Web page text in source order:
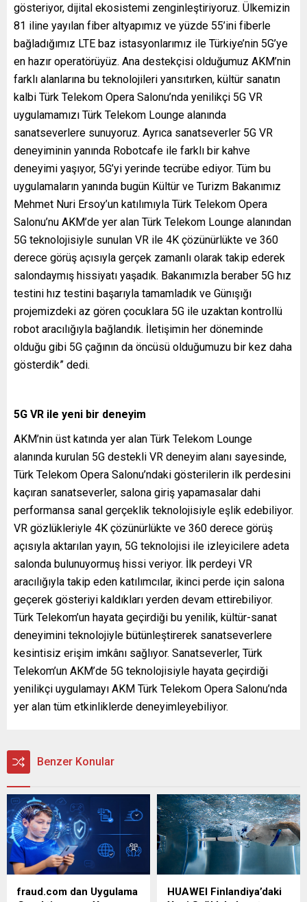
gösteriyor, dijital ekosistemi zenginleştiriyoruz. Ülkemizin
81 iline yayılan fiber altyapımız ve yüzde 55’ini fiberle
bağladığımız LTE baz istasyonlarımız ile Türkiye’nin 5G’ye
en hazır operatörüyüz. Ana destekçisi olduğumuz AKM’nin
farklı alanlarına bu teknolojileri yansıtırken, kültür sanatın
kalbi Türk Telekom Opera Salonu’nda yenilikçi 5G VR
uygulamamızı Türk Telekom Lounge alanında
sanatseverlere sunuyoruz. Ayrıca sanatseverler 5G VR
deneyiminin yanında Robotcafe ile farklı bir kahve
deneyimi yaşıyor, 5G’yi yerinde tecrübe ediyor. Tüm bu
uygulamaların yanında bugün Kültür ve Turizm Bakanımız
Mehmet Nuri Ersoy’un katılımıyla Türk Telekom Opera
Salonu’nu AKM’de yer alan Türk Telekom Lounge alanından
5G teknolojisiyle sunulan VR ile 4K çözünürlükte ve 360
derece görüş açısıyla gerçek zamanlı olarak takip ederek
salondaymış hissiyatı yaşadık. Bakanımızla beraber 5G hız
testini hız testini başarıyla tamamladık ve Günışığı
projemizdeki az gören çocuklara 5G ile uzaktan kontrollü
robot aracılığıyla bağlandık. İletişimin her döneminde
olduğu gibi 5G çağının da öncüsü olduğumuzu bir kez daha
gösterdik” dedi.
5G VR ile yeni bir deneyim
AKM’nin üst katında yer alan Türk Telekom Lounge
alanında kurulan 5G destekli VR deneyim alanı sayesinde,
Türk Telekom Opera Salonu’ndaki gösterilerin ilk perdesini
kaçıran sanatseverler, salona giriş yapamasalar dahi
performansa sanal gerçeklik teknolojisiyle eşlik edebiliyor.
VR gözlükleriyle 4K çözünürlükte ve 360 derece görüş
açısıyla aktarılan yayın, 5G teknolojisi ile izleyicilere adeta
salonda bulunuyormuş hissi veriyor. İlk perdeyi VR
aracılığıyla takip eden katılımcılar, ikinci perde için salona
geçerek gösteriyi kaldıkları yerden devam ettirebiliyor.
Türk Telekom’un hayata geçirdiği bu yenilik, kültür-sanat
deneyimini teknolojiyle bütünleştirerek sanatseverlere
kesintisiz erişim imkânı sağlıyor. Sanatseverler, Türk
Telekom’un AKM’de 5G teknolojisiyle hayata geçirdiği
yenilikçi uygulamayı AKM Türk Telekom Opera Salonu’nda
yer alan tüm etkinliklerde deneyimleyebiliyor.
Benzer Konular
fraud.com dan Uygulama
HUAWEI Finlandiya’daki